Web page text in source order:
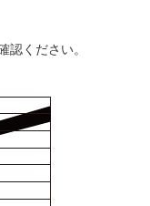
認ください。